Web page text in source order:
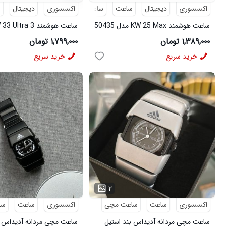
اکسسوری
دیجیتال ساعت
ساعت هوشمند
ساعت هوشمند KW 25 Max مدل 50435
۱,۳۸۹,۰۰۰ تومان
خرید سریع
اکسسوری
دیجیتال
50430
۱,۷۹۹,۰۰۰ تومان
خرید سریع
۲
...
اکسسوری
ساعت
ساعت مچی
ساعت مچی مردانه آدیداس بند استیل
...
اکسسوری
ساعت
ساعت مچی مردانه آدیداس